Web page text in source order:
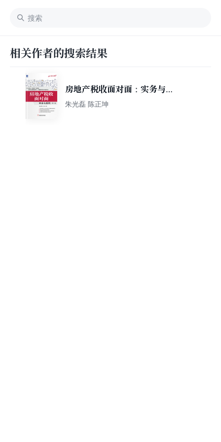
相关作者的搜索结果
房地产税收面对面：实务与案
例（第3版）
朱光磊 陈正坤